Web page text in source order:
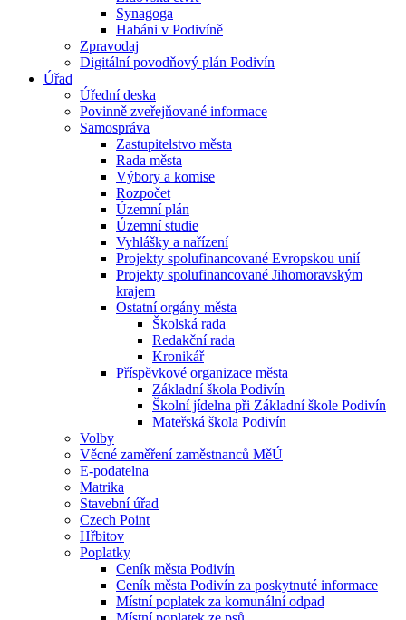
Synagoga
Habáni v Podivíně
Zpravodaj
Digitální povodňový plán Podivín
Úřad
Úřední deska
Povinně zveřejňované informace
Samospráva
Zastupitelstvo města
Rada města
Výbory a komise
Rozpočet
Územní plán
Územní studie
Vyhlášky a nařízení
Projekty spolufinancované Evropskou unií
Projekty spolufinancované Jihomoravským
krajem
Ostatní orgány města
Školská rada
Redakční rada
Kronikář
Příspěvkové organizace města
Základní škola Podivín
Školní jídelna při Základní škole Podivín
Mateřská škola Podivín
Volby
Věcné zaměření zaměstnanců MěÚ
E-podatelna
Matrika
Stavební úřad
Czech Point
Hřbitov
Poplatky
Ceník města Podivín
Ceník města Podivín za poskytnuté informace
Místní poplatek za komunální odpad